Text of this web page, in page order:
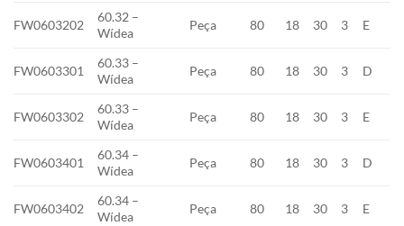
FW0603202
60.32 –
Wídea
Peça 80 18 30 3 E
FW0603301
60.33 –
Wídea
Peça 80 18 30 3 D
FW0603302
60.33 –
Wídea
Peça 80 18 30 3 E
FW0603401
60.34 –
Wídea
Peça 80 18 30 3 D
FW0603402
60.34 –
Wídea
Peça 80 18 30 3 E